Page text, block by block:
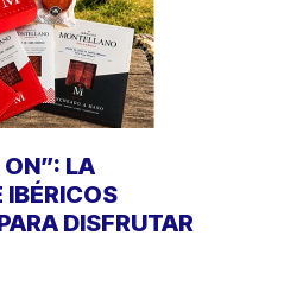
LA
IBÉRICOS
DISFRUTAR